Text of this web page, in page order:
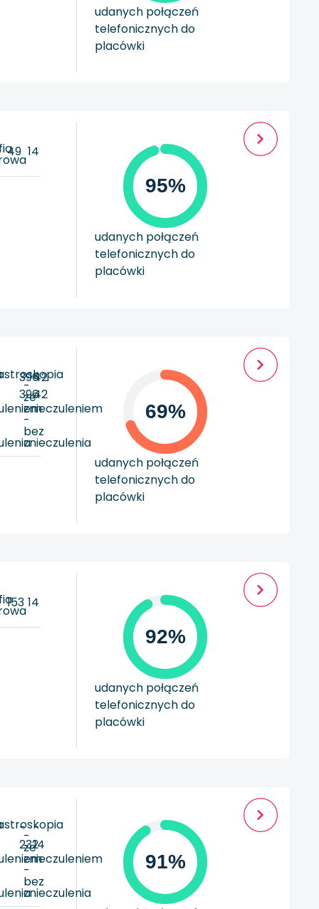
udanych połączeń
telefonicznych do
placówki
49 14
95%
udanych połączeń
telefonicznych do
placówki
-
ze
znieczuleniem
-
bez
znieczulenia
396
396
42
42
69%
udanych połączeń
telefonicznych do
placówki
153 14
92%
udanych połączeń
telefonicznych do
placówki
-
ze
znieczuleniem
-
bez
znieczulenia
-
232
-
14
91%